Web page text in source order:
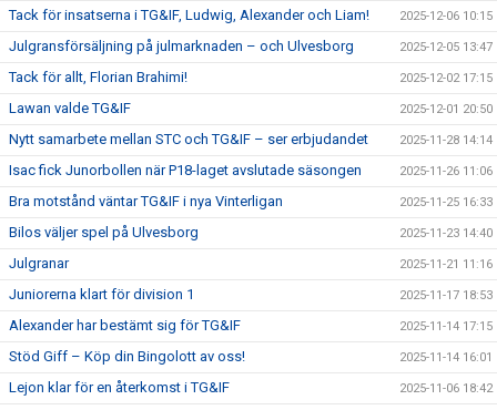
Tack för insatserna i TG&IF, Ludwig, Alexander och Liam! 2025-12-06 10:15
Julgransförsäljning på julmarknaden – och Ulvesborg 2025-12-05 13:47
Tack för allt, Florian Brahimi! 2025-12-02 17:15
Lawan valde TG&IF 2025-12-01 20:50
Nytt samarbete mellan STC och TG&IF – ser erbjudandet 2025-11-28 14:14
Isac fick Junorbollen när P18-laget avslutade säsongen 2025-11-26 11:06
Bra motstånd väntar TG&IF i nya Vinterligan 2025-11-25 16:33
Bilos väljer spel på Ulvesborg 2025-11-23 14:40
Julgranar 2025-11-21 11:16
Juniorerna klart för division 1 2025-11-17 18:53
Alexander har bestämt sig för TG&IF 2025-11-14 17:15
Stöd Giff – Köp din Bingolott av oss! 2025-11-14 16:01
Lejon klar för en återkomst i TG&IF 2025-11-06 18:42